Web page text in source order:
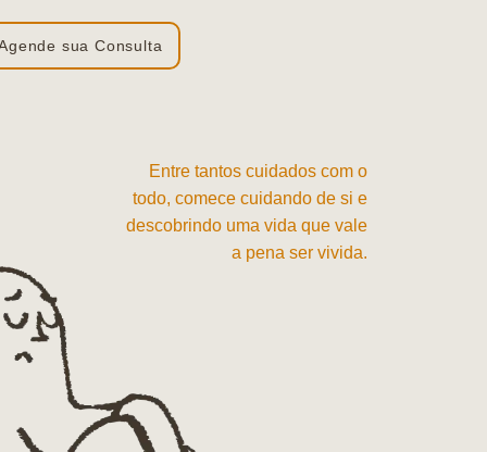
sua Consulta
Entre tantos cuidados com o
todo, comece cuidando de si e
descobrindo uma vida que vale
a pena ser vivida.